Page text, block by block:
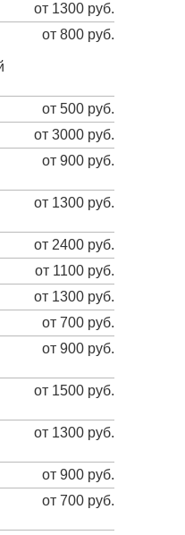
от 1300 руб.
от 800 руб.
от 500 руб.
от 3000 руб.
от 900 руб.
от 1300 руб.
от 2400 руб.
от 1100 руб.
от 1300 руб.
от 700 руб.
от 900 руб.
от 1500 руб.
от 1300 руб.
от 900 руб.
от 700 руб.